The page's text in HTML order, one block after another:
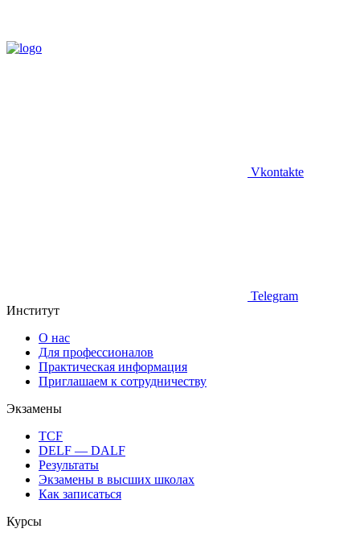
Vkontakte
Telegram
Институт
О нас
Для профессионалов
Практическая информация
Приглашаем к сотрудничеству
Экзамены
TCF
DELF — DALF
Результаты
Экзамены в высших школах
Как записаться
Курсы